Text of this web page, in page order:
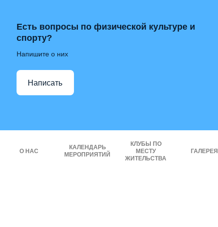
Есть вопросы по физической культуре и
спорту?
Напишите о них
Написать
О НАС
КАЛЕНДАРЬ
МЕРОПРИЯТИЙ
КЛУБЫ ПО
МЕСТУ
ЖИТЕЛЬСТВА
ГАЛЕРЕЯ